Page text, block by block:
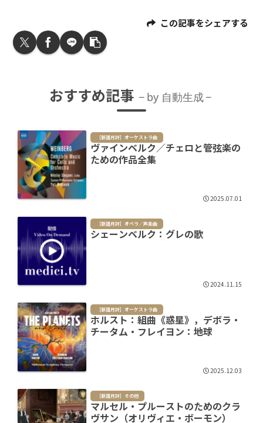
この記事をシェアする
おすすめ記事 by 自動生成
［新譜月評］オーケストラ曲
ヴァインベルク／チェロと管弦楽の
ための作品全集
2025.07.01
［新譜月評］オペラ／声楽曲
シェーンベルク：グレの歌
2024.11.15
［新譜月評］オーケストラ曲
ホルスト：組曲《惑星》，デボラ・
チータム・フレイヨン：地球
2025.12.03
［新譜月評］その他
マルセル・プルーストのためのクラ
ヴサン（オリヴィエ・ボーモン）